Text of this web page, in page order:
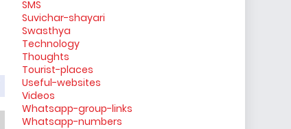
SMS
Suvichar-shayari
Swasthya
Technology
Thoughts
Tourist-places
Useful-websites
Videos
Whatsapp-group-links
Whatsapp-numbers